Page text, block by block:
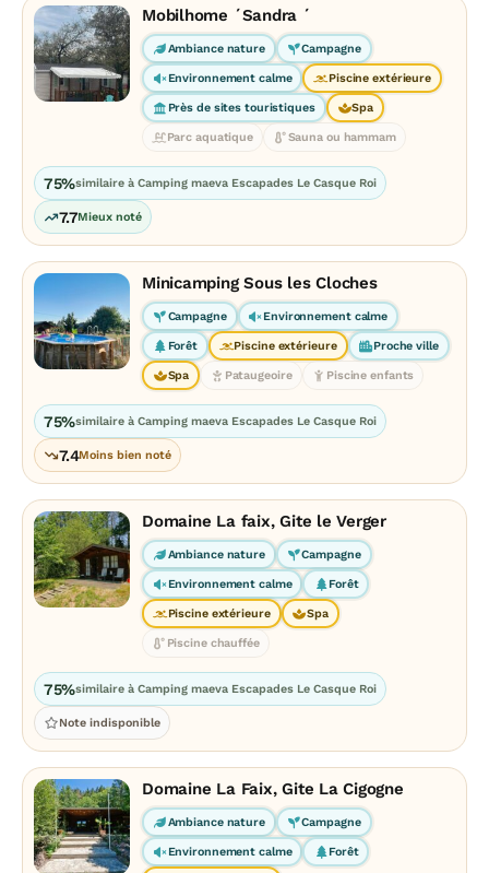
Mobilhome ´Sandra ´
Ambiance nature Campagne
Environnement calme Piscine extérieure
Près de sites touristiques Spa
Parc aquatique Sauna ou hammam
75%similaire à Camping maeva Escapades Le Casque Roi
7.7Mieux noté
Minicamping Sous les Cloches
Campagne Environnement calme
Forêt Piscine extérieure Proche ville
Spa Pataugeoire Piscine enfants
75%similaire à Camping maeva Escapades Le Casque Roi
7.4Moins bien noté
Domaine La faix, Gite le Verger
Ambiance nature Campagne
Environnement calme Forêt
Piscine extérieure Spa
Piscine chauffée
75%similaire à Camping maeva Escapades Le Casque Roi
Note indisponible
Domaine La Faix, Gite La Cigogne
Ambiance nature Campagne
Environnement calme Forêt